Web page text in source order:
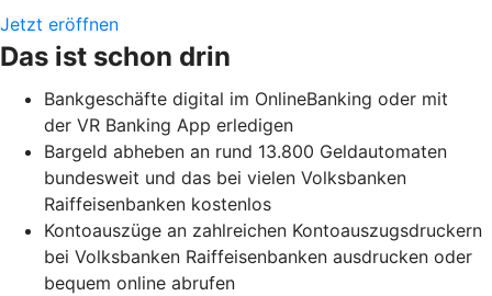
Jetzt eröffnen
Das ist schon drin
Bankgeschäfte digital im OnlineBanking oder mit
der VR Banking App erledigen
Bargeld abheben an rund 13.800 Geldautomaten
bundesweit und das bei vielen Volksbanken
Raiffeisenbanken kostenlos
Kontoauszüge an zahlreichen Kontoauszugsdruckern
bei Volksbanken Raiffeisenbanken ausdrucken oder
bequem online abrufen